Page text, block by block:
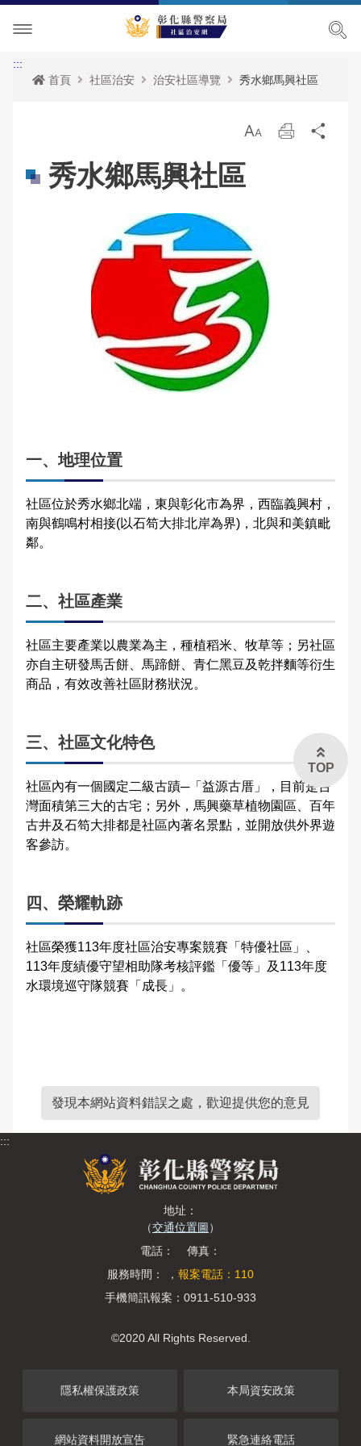
社區治安簡介
治安社區導覽
社頭鄉張厝社區
溪湖鎮汴頭社區
埔鹽鄉廍子社區
永靖鄉五福社區
田中鎮西路社區
二林鎮華崙社區
和美鎮面前社區
彰化市復興社區
員林市南興社區
埤頭鄉合興社區
活動訊息
社區經驗分享
下載專區
網站導覽
雙語詞彙
常見問答
English
:::
首頁
社區治安 治安社區導覽 秀水鄉馬興社區
放
大
列
秀水鄉馬興社區
一、地理位置
社區位於秀水鄉北端，東與彰化市為界，西臨義興村，
南與鶴鳴村相接(以石笱大排北岸為界)，北與和美鎮毗
鄰。
二、社區產業
社區主要產業以農業為主，種植稻米、牧草等；另社區
亦自主研發馬舌餅、馬蹄餅、青仁黑豆及乾拌麵等衍生
商品，有效改善社區財務狀況。
三、社區文化特色
社區內有一個國定二級古蹟─「益源古厝」，目前是台
灣面積第三大的古宅；另外，馬興藥草植物園區、百年
古井及石笱大排都是社區內著名景點，並開放供外界遊
客參訪。
四、榮耀軌跡
社區榮獲113年度社區治安專案競賽「特優社區」、
113年度績優守望相助隊考核評鑑「優等」及113年度
水環境巡守隊競賽「成長」。
發現本網站資料錯誤之處，歡迎提供您的意見
:::
地址：
（交通位置圖 ）
電話： 傳真：
服務時間： ， 報案電話：110
手機簡訊報案：0911-510-933
©2020 All Rights Reserved.
隱私權保護政策 本局資安政策
網站資料開放宣告 緊急連絡電話
TOP